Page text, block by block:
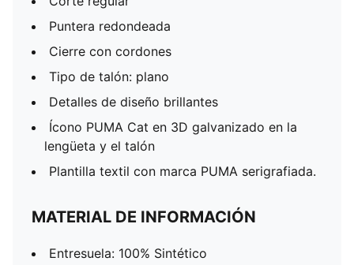
Puntera redondeada
Cierre con cordones
Tipo de talón: plano
Detalles de diseño brillantes
Ícono PUMA Cat en 3D galvanizado en la
lengüeta y el talón
Plantilla textil con marca PUMA serigrafiada.
MATERIAL DE INFORMACIÓN
Entresuela: 100% Sintético